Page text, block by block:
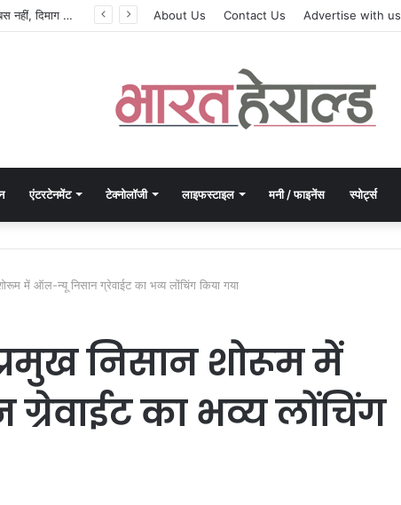
AI-सक्षम मार्केटिंग लीडर्स की अगली पीढ़ी तैयार करने के लिए MICA और Komerz के बीच साझेदारी About Us Contact Us Advertise with us
एंटरटेनमेंट टेक्नोलॉजी लाइफस्टाइल मनी / फाइनेंस स्पोर्ट्स
में ऑल-न्यू निसान ग्रेवाईट का भव्य लोंचिंग किया गया
निसान शोरूम में
का भव्य लोंचिंग